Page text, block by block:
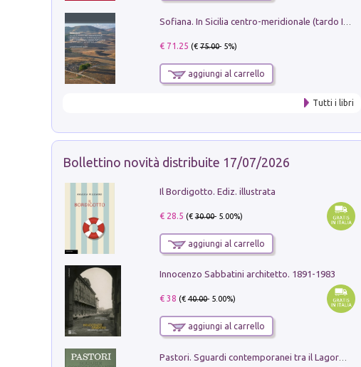
€ 71.25 (€75.00- 5%)
aggiungi al carrello
Tutti i libri
Bollettino novità distribuite 17/07/2026
Il Bordigotto. Ediz. illustrata
€ 28.5 (€30.00- 5.00%)
aggiungi al carrello
Innocenzo Sabbatini architetto. 1891-1983
€ 38 (€40.00- 5.00%)
aggiungi al carrello
Pastori. Sguardi contemporanei tra il Lagorai e la pianura. Ediz. illustrata